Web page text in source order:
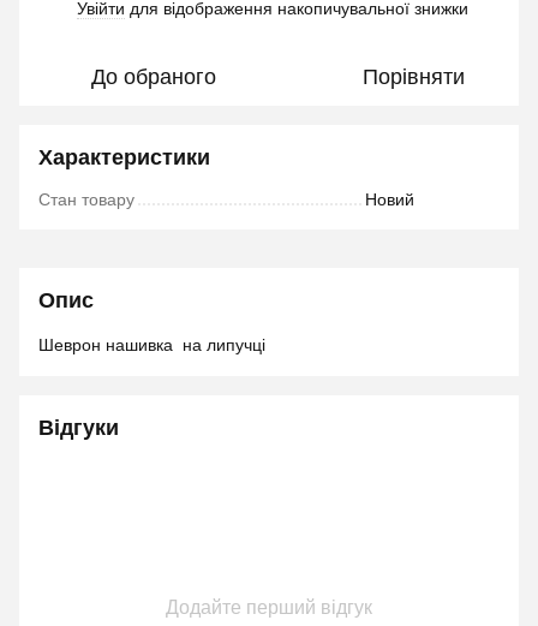
Увійти для відображення накопичувальної знижки
До обраного Порівняти
Характеристики
Стан товару Новий
Опис
Шеврон нашивка на липучці
Відгуки
Додайте перший відгук